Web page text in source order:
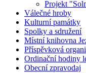
Projekt
Válečné hroby
Kulturní památky
Spolky a sdružení
Místní knihovna
Příspěvková
Ordinační hodiny
Obecní zpravodaj